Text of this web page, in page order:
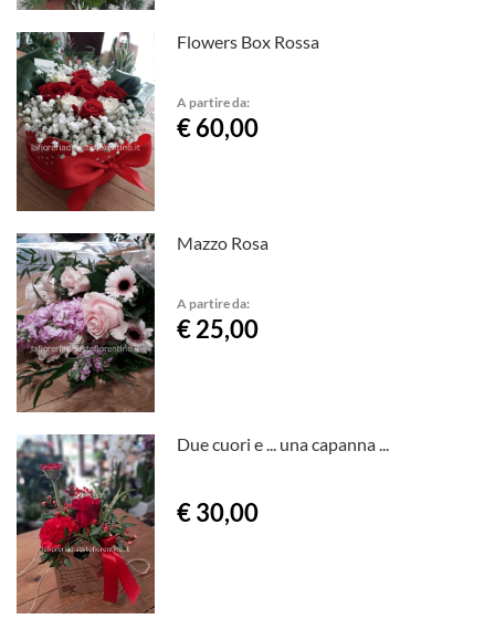
Flowers Box Rossa
A partire da:
€ 60,00
Mazzo Rosa
A partire da:
€ 25,00
Due cuori e ... una capanna ...
€ 30,00